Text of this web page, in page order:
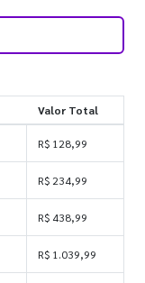
Valor Total
R$ 128,99
R$ 234,99
R$ 438,99
R$ 1.039,99